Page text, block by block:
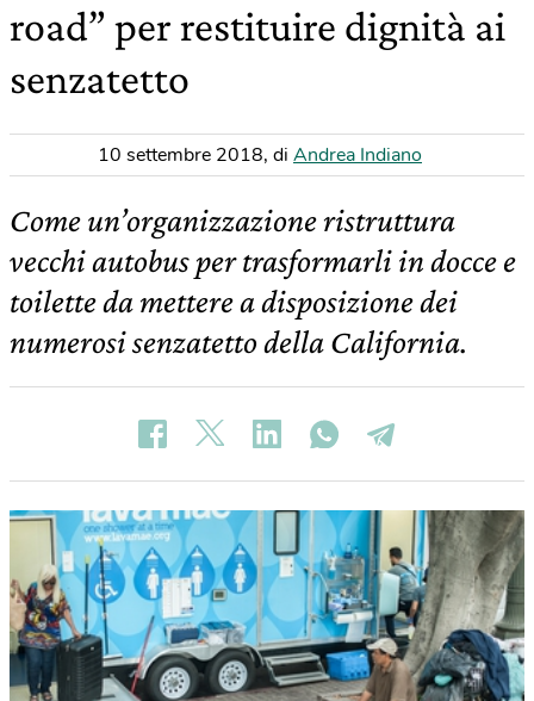
road” per restituire dignità ai
senzatetto
10 settembre 2018, di Andrea Indiano
Come un’organizzazione ristruttura
vecchi autobus per trasformarli in docce e
toilette da mettere a disposizione dei
numerosi senzatetto della California.